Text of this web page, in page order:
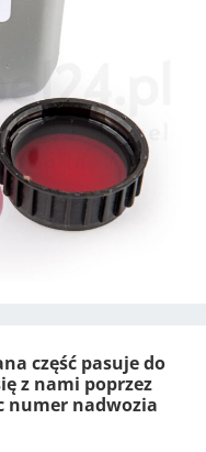
część pasuje do
z nami poprzez
numer nadwozia